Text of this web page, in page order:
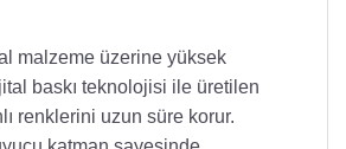
malzeme üzerine yüksek
baskı teknolojisi ile üretilen
renklerini uzun süre korur.